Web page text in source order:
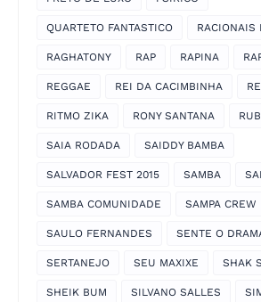
QUARTETO FANTASTICO RACIONAIS
RAGHATONY RAP RAPINA
REGGAE REI DA CACIMBINHA
RITMO ZIKA RONY SANTANA
SAIA RODADA SAIDDY BAMBA
SALVADOR FEST 2015 SAMBA
SAMBA COMUNIDADE SAMPA CREW
SAULO FERNANDES SENTE O
SERTANEJO SEU MAXIXE SHAK
SHEIK BUM SILVANO SALLES